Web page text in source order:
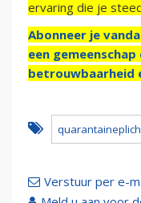
ervaring die je
Abonneer je
een
betrouwbaarheid
Verstuur per e-